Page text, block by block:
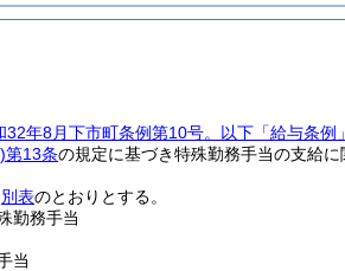
32年8月下市町条例第10号。以下「給与条例
第13条の規定に基づき特殊勤務手当の支給
別表のとおりとする。
勤務手当
当